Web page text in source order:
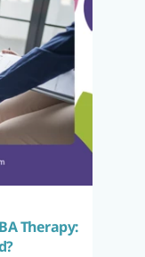
Therapy: